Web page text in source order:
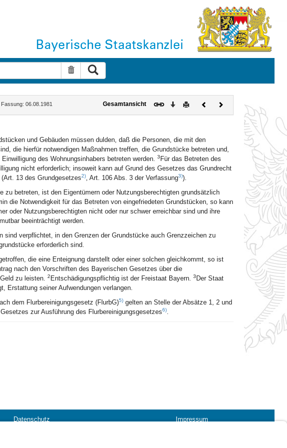
Suche zurücksetzen
Fassung: 06.08.1981 Gesamtansicht Download
DruckenVorherigesNächstes
Dokument
und Gebäuden müssen dulden, daß die Personen, die mit den
die hierfür notwendigen Maßnahmen treffen, die Grundstücke betreten und,
des Wohnungsinhabers betreten werden. 3 Für das Betreten des
nicht erforderlich; insoweit kann auf Grund des Gesetzes das Grundrecht
13 des Grundgesetzes2), Art. 106 Abs. 3 der Verfassung3)).
zu betreten, ist den Eigentümern oder Nutzungsberechtigten grundsätzlich
die Notwendigkeit für das Betreten von eingefriedeten Grundstücken, so kann
oder Nutzungsberechtigten nicht oder nur schwer erreichbar sind und ihre
beeinträchtigt werden.
sind verpflichtet, in den Grenzen der Grundstücke auch Grenzzeichen zu
erforderlich sind.
die eine Enteignung darstellt oder einer solchen gleichkommt, so ist
nach den Vorschriften des Bayerischen Gesetzes über die
zu leisten. 2 Entschädigungspflichtig ist der Freistaat Bayern. 3 Der Staat
Erstattung seiner Aufwendungen verlangen.
dem Flurbereinigungsgesetz (FlurbG)5)gelten an Stelle der Absätze 1, 2 und
zur Ausführung des Flurbereinigungsgesetzes6).
Datenschutz
Impressum